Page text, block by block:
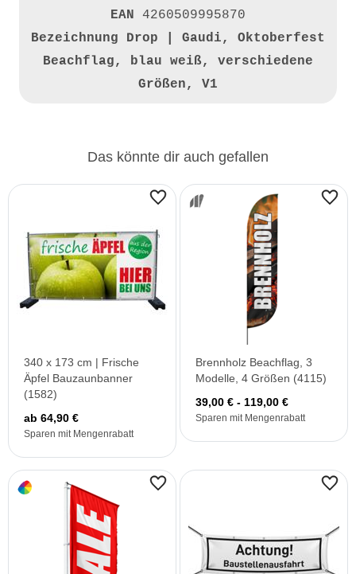
EAN 4260509995870
Bezeichnung Drop | Gaudi, Oktoberfest
Beachflag, blau weiß, verschiedene
Größen, V1
Das könnte dir auch gefallen
340 x 173 cm | Frische
Äpfel Bauzaunbanner
(1582)
ab 64,90 €
Sparen mit Mengenrabatt
Brennholz Beachflag, 3
Modelle, 4 Größen (4115)
39,00 € - 119,00 €
Sparen mit Mengenrabatt